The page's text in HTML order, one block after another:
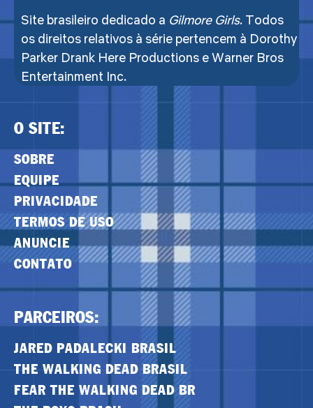
Site brasileiro dedicado a Gilmore Girls. Todos
os direitos relativos à série pertencem à Dorothy
Parker Drank Here Productions e Warner Bros
Entertainment Inc.
O SITE:
SOBRE
EQUIPE
PRIVACIDADE
TERMOS DE USO
ANUNCIE
CONTATO
PARCEIROS:
JARED PADALECKI BRASIL
THE WALKING DEAD BRASIL
FEAR THE WALKING DEAD BR